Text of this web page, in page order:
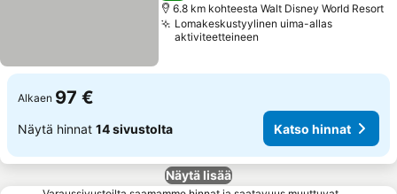
6.8 km kohteesta Walt Disney World Resort
Lomakeskustyylinen uima-allas
aktiviteetteineen
Alkaen 97 €
Näytä hinnat 14 sivustolta Katso hinnat
Näytä lisää